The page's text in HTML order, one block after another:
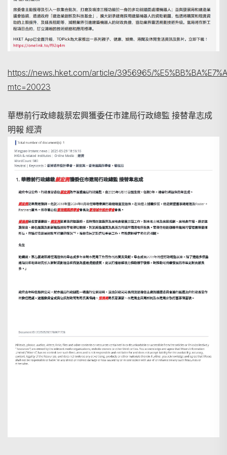
https://news.hket.com/article/3956965/
mtc=20023
華懋前行政總裁蔡宏興獲委任市建局行政總監 接替韋志成
明報 經濟